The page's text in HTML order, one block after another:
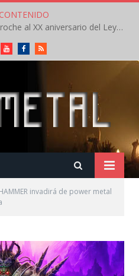
Crónica: Helloween pone el broche al XX aniversario del Leyendas del Rock – Sábado – Agosto 2026
YoutubeFacebookRSS
invadirá de power metal